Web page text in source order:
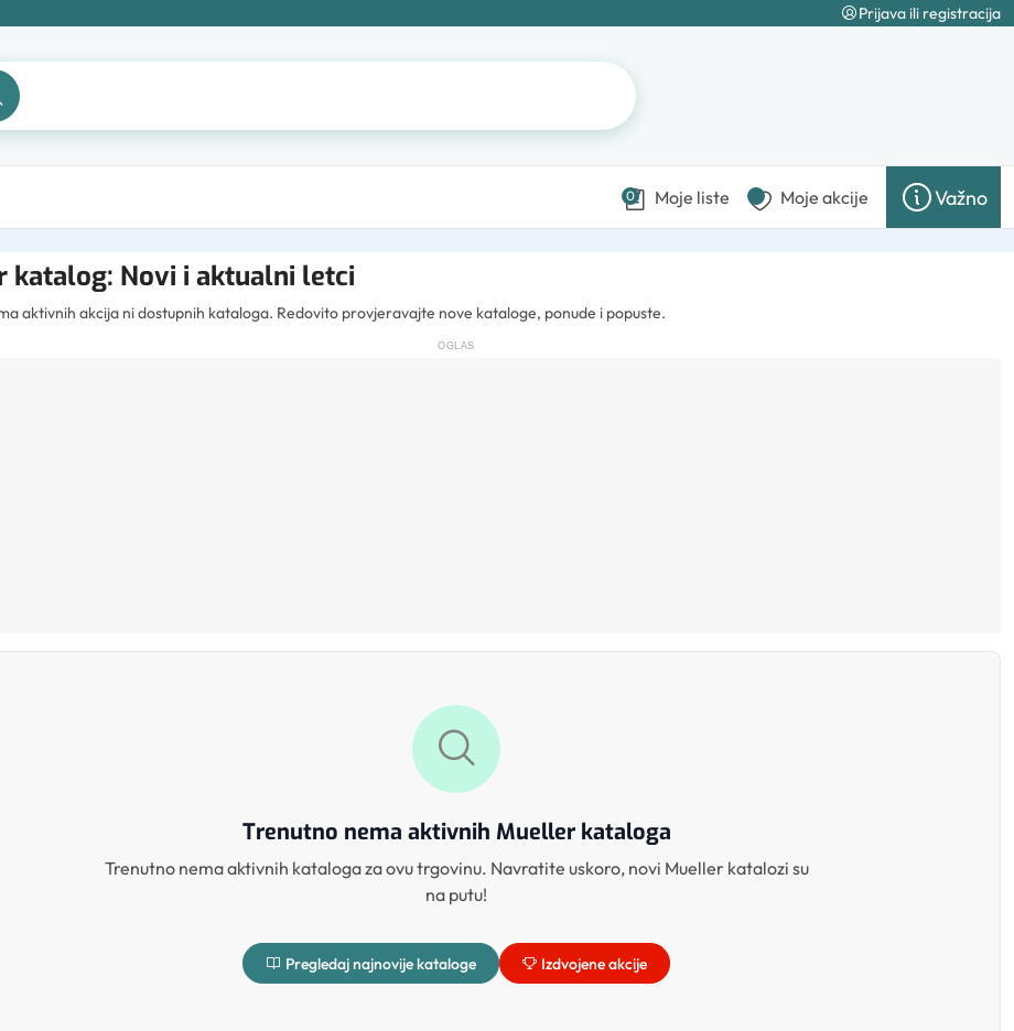
Prijava ili registracija
0 Moje liste Moje akcije Važno
katalog: Novi i aktualni letci
aktivnih akcija ni dostupnih kataloga. Redovito provjeravajte nove kataloge, ponude i popuste.
OGLAS
Trenutno nema aktivnih Mueller kataloga
Trenutno nema aktivnih kataloga za ovu trgovinu. Navratite uskoro, novi Mueller katalozi su
na putu!
Pregledaj najnovije kataloge Izdvojene akcije